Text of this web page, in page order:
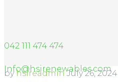
042 111 474 474
Info@hsirenewables.com
by hsireadmin July 26, 2024